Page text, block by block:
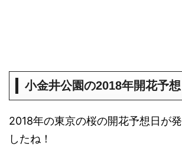
小金井公園の2018年開花予
2018年の東京の桜の開花予想日が
したね！